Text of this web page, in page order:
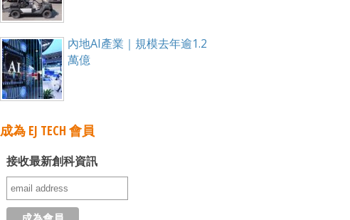
內地AI產業｜規模去年逾1.2
萬億
成為 EJ TECH 會員
接收最新創科資訊